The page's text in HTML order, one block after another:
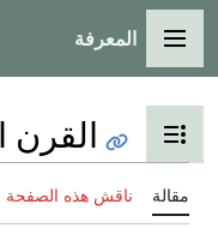
القائمة الرئيسية
المعرفة
تبديل عرض جدول
القرن
مقالة ناقش هذه الصفحة